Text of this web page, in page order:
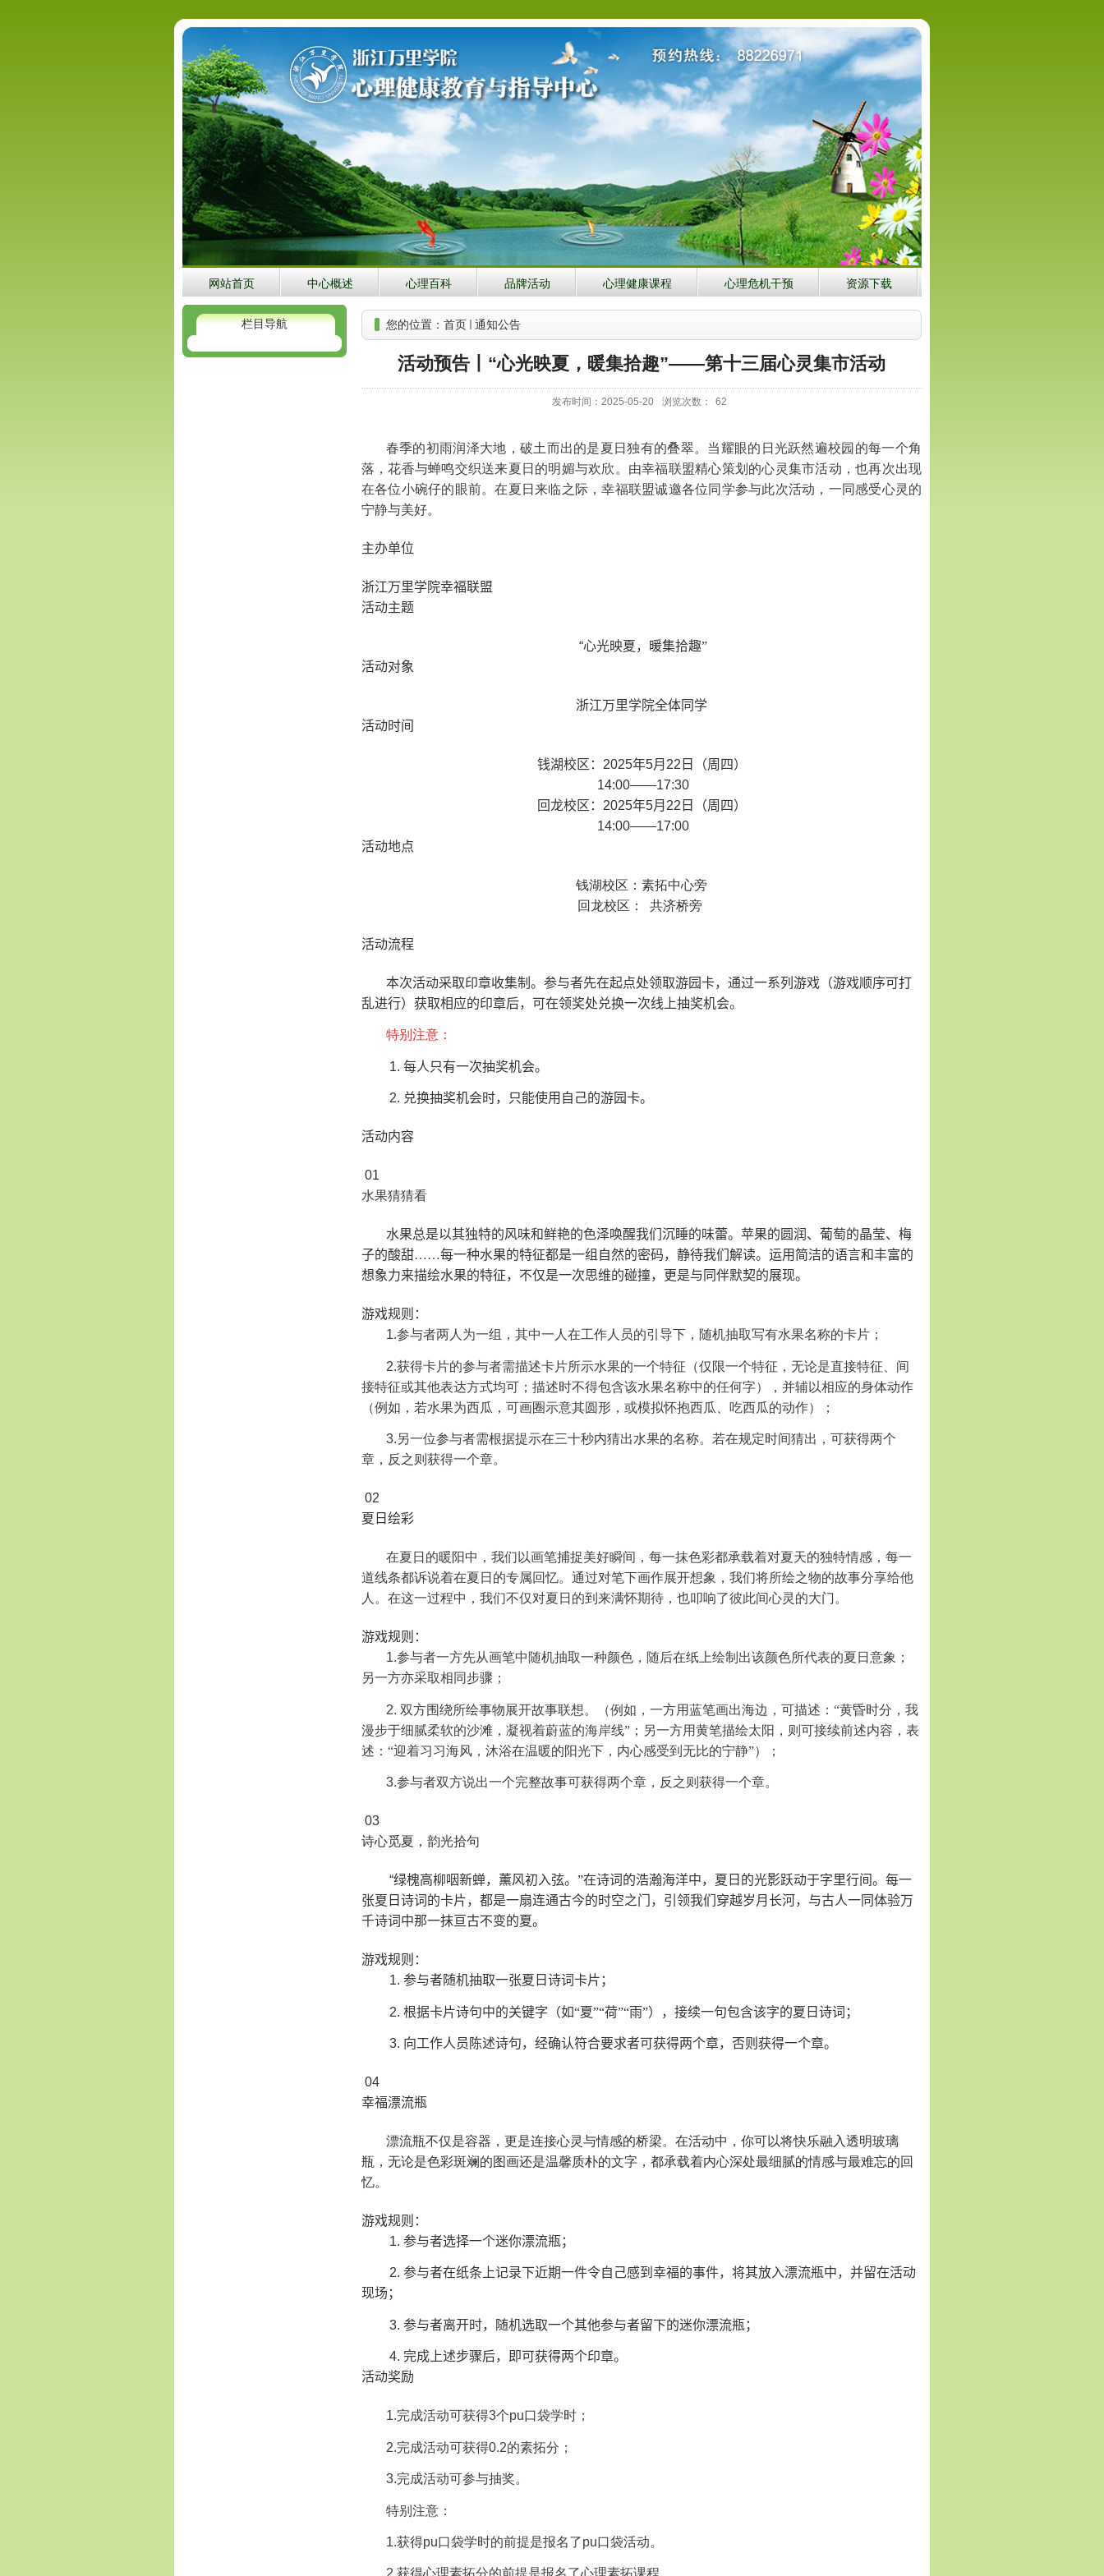
网站首页 中心概述 心理百科 品牌活动 心理健康课程 心理危机干预 资源下载
栏目导航 您的位置： 首页 通知公告
活动预告丨“心光映夏，暖集拾趣”——第十三届心灵集市活动
发布时间：2025-05-20 浏览次数： 62
春季的初雨润泽大地，破土而出的是夏日独有的叠翠。当耀眼的日光跃然遍校园的每一个角
落，花香与蝉鸣交织送来夏日的明媚与欢欣。由幸福联盟精心策划的心灵集市活动，也再次出现
在各位小碗仔的眼前。在夏日来临之际，幸福联盟诚邀各位同学参与此次活动，一同感受心灵的
宁静与美好。
主办单位
浙江万里学院幸福联盟
活动主题
“心光映夏，暖集拾趣”
活动对象
浙江万里学院全体同学
活动时间
钱湖校区： 2025年5月 22 日（周四）
14:00——17:30
回龙校区： 2025年5月 22 日（周四）
14:00——17:00
活动地点
钱湖校区：素拓中心旁
回龙校区： 共济桥旁
活动流程
本次活动采取印章收集制。参与者先在起点处领取游园卡，通过一系列游戏（游戏顺序可打
乱进行）获取相应的印章后，可在领奖处兑换一次线上抽奖机会。
特别注意：
1. 每人只有一次抽奖机会。
2. 兑换抽奖机会时，只能使用自己的游园卡。
活动内容
01
水果猜猜看
水果总是以其独特的风味和鲜艳的色泽唤醒我们沉睡的味蕾。苹果的圆润、葡萄的晶莹、梅
子的酸甜……每一种水果的特征都是一组自然的密码，静待我们解读。运用简洁的语言和丰富的
想象力来描绘水果的特征，不仅是一次思维的碰撞，更是与同伴默契的展现。
游戏规则：
1.参与者两人为一组，其中一人在工作人员的引导下，随机抽取写有水果名称的卡片；
2.获得卡片的参与者需描述卡片所示水果的一个特征（仅限一个特征，无论是直接特征、间
接特征或其他表达方式均可；描述时不得包含该水果名称中的任何字），并辅以相应的身体动作
（例如，若水果为西瓜，可画圈示意其圆形，或模拟怀抱西瓜、吃西瓜的动作）；
3.另一位参与者需根据提示在三十秒内猜出水果的名称。若在规定时间猜出，可获得两个
章，反之则获得一个章。
02
夏日绘彩
在夏日的暖阳中，我们以画笔捕捉美好瞬间，每一抹色彩都承载着对夏天的独特情感，每一
道线条都诉说着在夏日的专属回忆。通过对笔下画作展开想象，我们将所绘之物的故事分享给他
人。在这一过程中，我们不仅对夏日的到来满怀期待，也叩响了彼此间心灵的大门。
游戏规则：
1.参与者一方先从画笔中随机抽取一种颜色，随后在纸上绘制出该颜色所代表的夏日意象；
另一方亦采取相同步骤；
2. 双方围绕所绘事物展开故事联想。（例如，一方用蓝笔画出海边，可描述：“黄昏时分，我
漫步于细腻柔软的沙滩，凝视着蔚蓝的海岸线”；另一方用黄笔描绘太阳，则可接续前述内容，表
述：“迎着习习海风，沐浴在温暖的阳光下，内心感受到无比的宁静”）；
3.参与者双方说出一个完整故事可获得两个章，反之则获得一个章。
03
诗心觅夏，韵光拾句
“绿槐高柳咽新蝉，薰风初入弦。”在诗词的浩瀚海洋中，夏日的光影跃动于字里行间。每一
张夏日诗词的卡片，都是一扇连通古今的时空之门，引领我们穿越岁月长河，与古人一同体验万
千诗词中那一抹亘古不变的夏。
游戏规则：
1. 参与者随机抽取一张夏日诗词卡片；
2. 根据卡片诗句中的关键字（如“夏”“荷”“雨”），接续一句包含该字的夏日诗词；
3. 向工作人员陈述诗句，经确认符合要求者可获得两个章，否则获得一个章。
04
幸福漂流瓶
漂流瓶不仅是容器，更是连接心灵与情感的桥梁。在活动中，你可以将快乐融入透明玻璃
瓶，无论是色彩斑斓的图画还是温馨质朴的文字，都承载着内心深处最细腻的情感与最难忘的回
忆。
游戏规则：
1. 参与者选择一个迷你漂流瓶；
2. 参与者在纸条上记录下近期一件令自己感到幸福的事件，将其放入漂流瓶中，并留在活动
现场；
3. 参与者离开时，随机选取一个其他参与者留下的迷你漂流瓶；
4. 完成上述步骤后，即可获得两个印章。
活动奖励
1.完成活动可获得3个pu口袋学时；
2.完成活动可获得0.2的素拓分；
3.完成活动可参与抽奖。
特别注意：
1.获得pu口袋学时的前提是报名了pu口袋活动。